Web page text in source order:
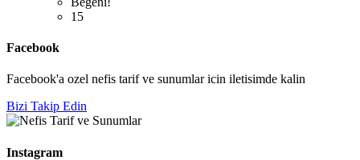
15
Facebook
Facebook'a ozel nefis tarif ve sunumlar icin iletisimde kalin
Bizi Takip Edin
Instagram